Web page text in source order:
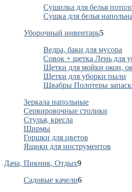
Сушилка для белья
Сушка для белья
Уборочный инвентарь5
Ведра, баки для мусора
Совок + щетка Лень для
Щетки для мойки окон,
Щетки для уборки пыли
Швабры Полотеры
Зеркала напольные
Сервировочные столики
Стулья, кресла
Ширмы
Горшки для цветов
Ящики для инструментов
Дача, Пикник, Отдых9
Садовые качели6